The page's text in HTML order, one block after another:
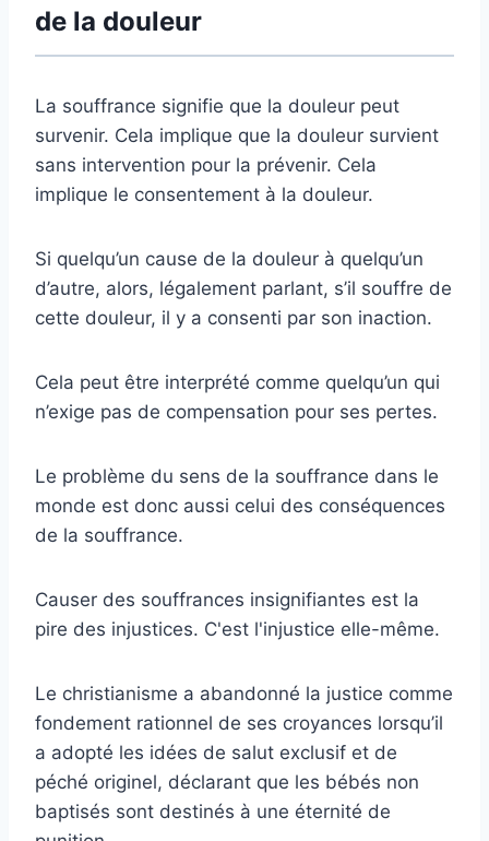
de la douleur
La souffrance signifie que la douleur peut
survenir. Cela implique que la douleur survient
sans intervention pour la prévenir. Cela
implique le consentement à la douleur.
Si quelqu’un cause de la douleur à quelqu’un
d’autre, alors, légalement parlant, s’il souffre de
cette douleur, il y a consenti par son inaction.
Cela peut être interprété comme quelqu’un qui
n’exige pas de compensation pour ses pertes.
Le problème du sens de la souffrance dans le
monde est donc aussi celui des conséquences
de la souffrance.
Causer des souffrances insignifiantes est la
pire des injustices. C'est l'injustice elle-même.
Le christianisme a abandonné la justice comme
fondement rationnel de ses croyances lorsqu’il
a adopté les idées de salut exclusif et de
péché originel, déclarant que les bébés non
baptisés sont destinés à une éternité de